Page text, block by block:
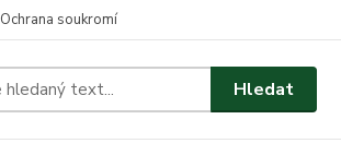
Ochrana soukromí
Hledat